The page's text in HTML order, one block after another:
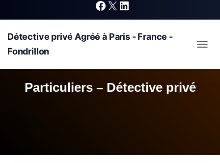
F
o
X L
d
Détective privé Agréé à Paris - France -
Fondrillon
Particuliers – Détective privé